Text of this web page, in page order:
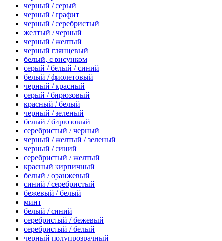
черный / серый
черный / графит
черный / серебристый
желтый / черный
черный / желтый
черный глянцевый
белый, с рисунком
серый / белый / синий
белый / фиолетовый
черный / красный
серый / бирюзовый
красный / белый
черный / зеленый
белый / бирюзовый
серебристый / черный
черный / желтый / зеленый
черный / синий
серебристый / желтый
красный кирпичный
белый / оранжевый
синий / серебристый
бежевый / белый
минт
белый / синий
серебристый / бежевый
серебристый / белый
черный полупрозрачный